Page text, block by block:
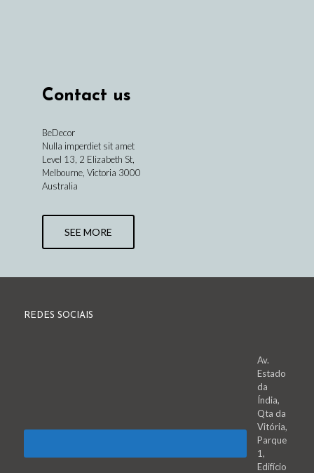
Contact us
BeDecor
Nulla imperdiet sit amet
Level 13, 2 Elizabeth St,
Melbourne, Victoria 3000
Australia
SEE MORE
REDES SOCIAIS
Av.
Estado
da
Índia,
Qta da
Vitória,
Parque
1,
Edifício